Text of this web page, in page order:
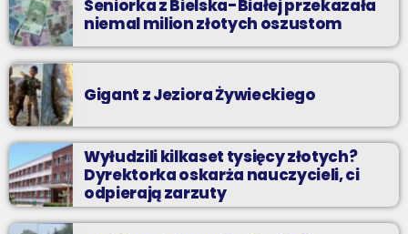
Seniorka z Bielska-Białej przekazała
niemal milion złotych oszustom
Gigant z Jeziora Żywieckiego
Wyłudzili kilkaset tysięcy złotych?
Dyrektorka oskarża nauczycieli, ci
odpierają zarzuty